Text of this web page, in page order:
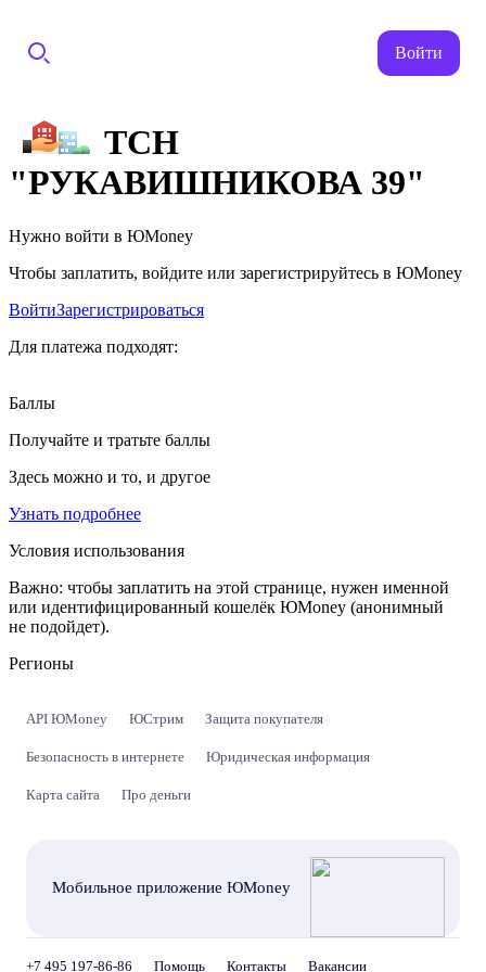
Войти
ТСН
"РУКАВИШНИКОВА 39"
Нужно войти в ЮMoney
Чтобы заплатить, войдите или зарегистрируйтесь в ЮMoney
ВойтиЗарегистрироваться
Для платежа подходят:
Баллы
Получайте и тратьте баллы
Здесь можно и то, и другое
Узнать подробнее
Условия использования
Важно: чтобы заплатить на этой странице, нужен именной
или идентифицированный кошелёк ЮMoney (анонимный
не подойдет).
Регионы
API ЮMoney ЮСтрим Защита покупателя
Безопасность в интернете Юридическая информация
Карта сайта Про деньги
Мобильное приложение ЮMoney
+7 495 197-86-86 Помощь Контакты Вакансии